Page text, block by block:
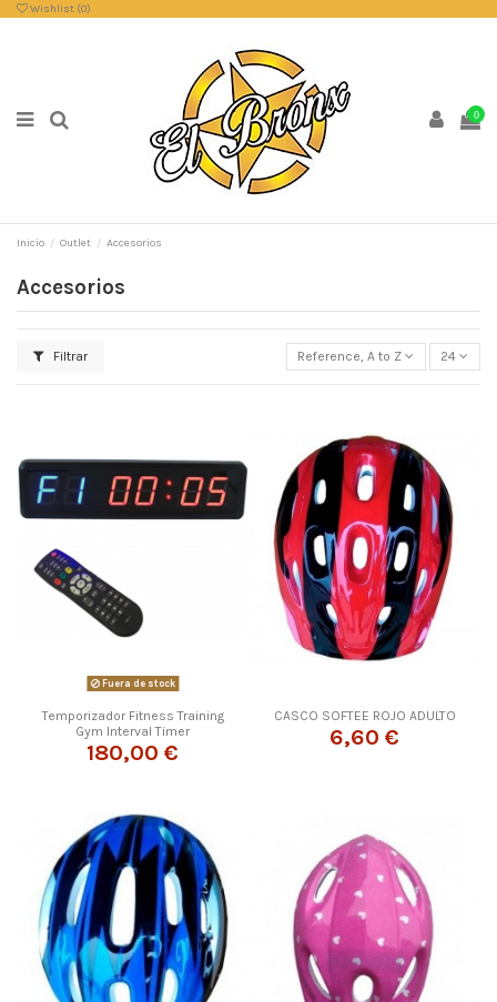
Wishlist (0)
0
Inicio Outlet Accesorios
Accesorios
Filtrar Reference, A to Z 24
Fuera de stock
Temporizador Fitness Training
Gym Interval Timer
180,00 €
CASCO SOFTEE ROJO ADULTO
6,60 €